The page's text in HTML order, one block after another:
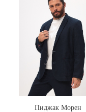
Пиджак Морен